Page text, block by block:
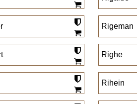
Rigeman
Righe
Rihein